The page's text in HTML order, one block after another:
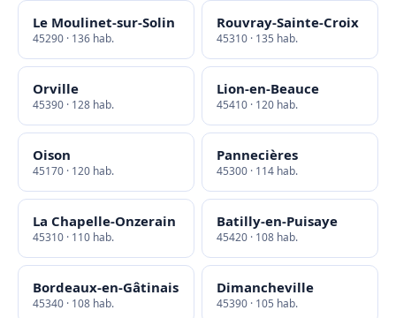
Le Moulinet-sur-Solin
45290 · 136 hab.
Rouvray-Sainte-Croix
45310 · 135 hab.
Orville
45390 · 128 hab.
Lion-en-Beauce
45410 · 120 hab.
Oison
45170 · 120 hab.
Pannecières
45300 · 114 hab.
La Chapelle-Onzerain
45310 · 110 hab.
Batilly-en-Puisaye
45420 · 108 hab.
Bordeaux-en-Gâtinais
45340 · 108 hab.
Dimancheville
45390 · 105 hab.